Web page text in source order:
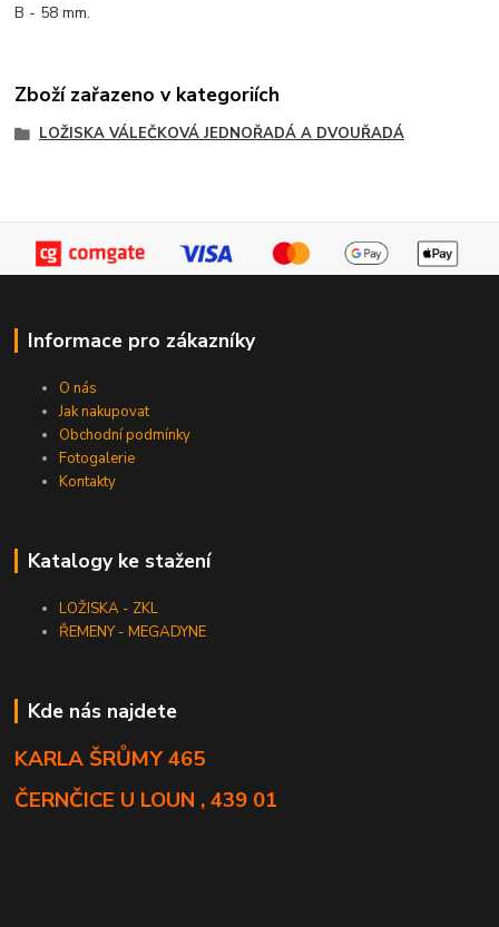
B - 58 mm.
Zboží zařazeno v kategoriích
LOŽISKA VÁLEČKOVÁ JEDNOŘADÁ A DVOUŘADÁ
Informace pro zákazníky
O nás
Jak nakupovat
Obchodní podmínky
Fotogalerie
Kontakty
Katalogy ke stažení
LOŽISKA - ZKL
ŘEMENY - MEGADYNE
Kde nás najdete
KARLA ŠRŮMY 465
ČERNČICE U LOUN , 439 01